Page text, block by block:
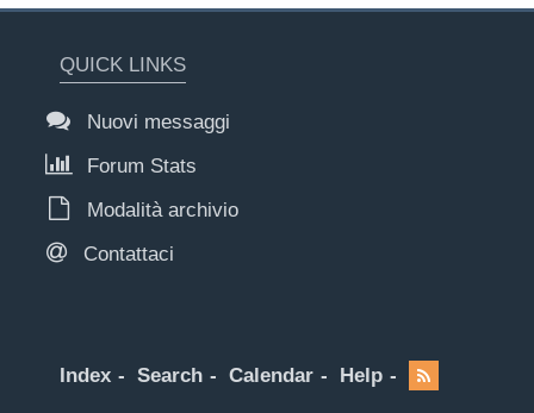
QUICK LINKS
Nuovi messaggi
Forum Stats
Modalità archivio
Contattaci
Index Search Calendar Help